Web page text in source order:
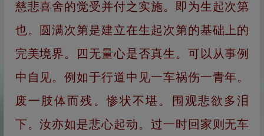
慈悲喜舍的觉受并付之实施。即为生起次第
也。圆满次第是建立在生起次第的基础上的
完美境界。四无量心是否真生。可以从事例
中自见。例如于行道中见一车祸伤一青年。
废一肢体而残。惨状不堪。围观悲欲多泪
下。汝亦如是悲心起动。过一时回家则无车